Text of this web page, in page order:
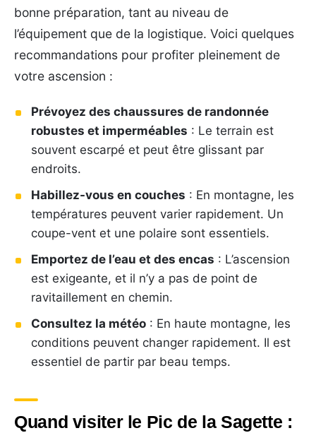
bonne préparation, tant au niveau de
l’équipement que de la logistique. Voici quelques
recommandations pour profiter pleinement de
votre ascension :
Prévoyez des chaussures de randonnée
robustes et imperméables : Le terrain est
souvent escarpé et peut être glissant par
endroits.
Habillez-vous en couches : En montagne, les
températures peuvent varier rapidement. Un
coupe-vent et une polaire sont essentiels.
Emportez de l’eau et des encas : L’ascension
est exigeante, et il n’y a pas de point de
ravitaillement en chemin.
Consultez la météo : En haute montagne, les
conditions peuvent changer rapidement. Il est
essentiel de partir par beau temps.
Quand visiter le Pic de la Sagette :